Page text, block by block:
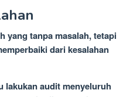
yang tanpa masalah, tetapi
dari kesalahan
lakukan audit menyeluruh